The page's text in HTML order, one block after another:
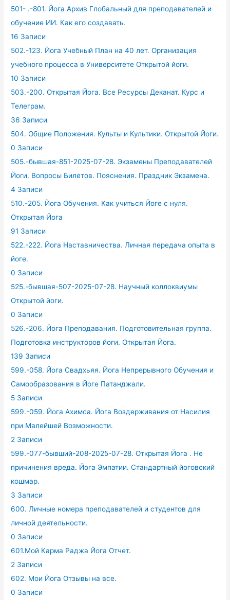
501- .-801. Йога Архив Глобальный для преподавателей и
обучение ИИ. Как его создавать.
16 Записи
502.-123. Йога Учебный План на 40 лет. Организация
учебного процесса в Университете Открытой йоги.
10 Записи
503.-200. Открытая Йога. Все Ресурсы Деканат. Курс и
Телеграм.
36 Записи
504. Общие Положения. Культы и Культики. Открытой Йоги.
0 Записи
505.-бывшая-851-2025-07-28. Экзамены Преподавателей
Йоги. Вопросы Билетов. Пояснения. Праздник Экзамена.
4 Записи
510.-205. Йога Обучения. Как учиться Йоге с нуля.
Открытая Йога
91 Записи
522.-222. Йога Наставничества. Личная передача опыта в
йоге.
0 Записи
525.-бывшая-507-2025-07-28. Научный коллоквиумы
Открытой йоги.
0 Записи
526.-206. Йога Преподавания. Подготовительная группа.
Подготовка инструкторов йоги. Открытая Йога.
139 Записи
599.-058. Йога Свадхьяя. Йога Непрерывного Обучения и
Самообразования в Йоге Патанджали.
5 Записи
599.-059. Йога Ахимса. Йога Воздерживания от Насилия
при Малейшей Возможности.
2 Записи
599.-077-бывший-208-2025-07-28. Открытая Йога . Не
причинения вреда. Йога Эмпатии. Стандартный йоговский
кошмар.
3 Записи
600. Личные номера преподавателей и студентов для
личной деятельности.
0 Записи
601.Мой Карма Раджа Йога Отчет.
2 Записи
602. Мои Йога Отзывы на все.
0 Записи